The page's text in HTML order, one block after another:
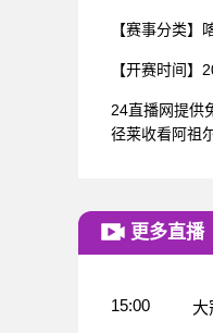
【赛事分类】
【开赛时间】
24直播网提供
径莱收看阿祖
更多直播
15:00 大